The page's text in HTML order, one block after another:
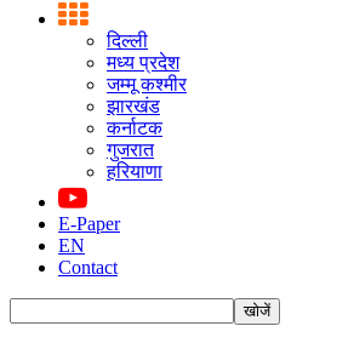
दिल्ली
मध्य प्रदेश
जम्मू कश्मीर
झारखंड
कर्नाटक
गुजरात
हरियाणा
E-Paper
EN
Contact